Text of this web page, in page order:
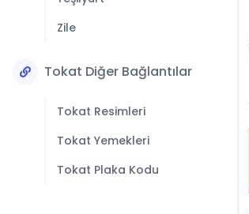
Zile
Tokat Diğer Bağlantılar
Tokat Resimleri
Tokat Yemekleri
Tokat Plaka Kodu